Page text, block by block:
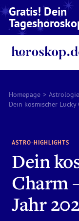
Gratis! Dein
Homepage > Astrologie
Dein kosmischer
ASTRO-HIGHLIGHTS
Dein
Charm
Jahr